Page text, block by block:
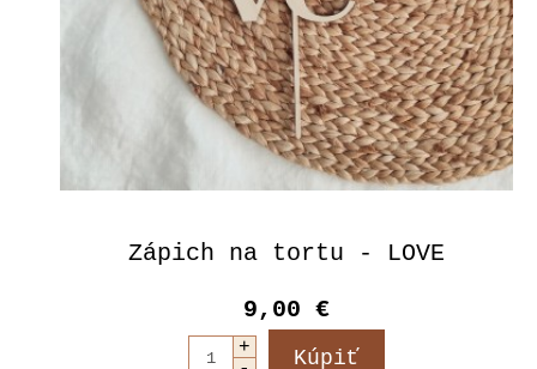
Zápich na tortu - LOVE
9,00 €